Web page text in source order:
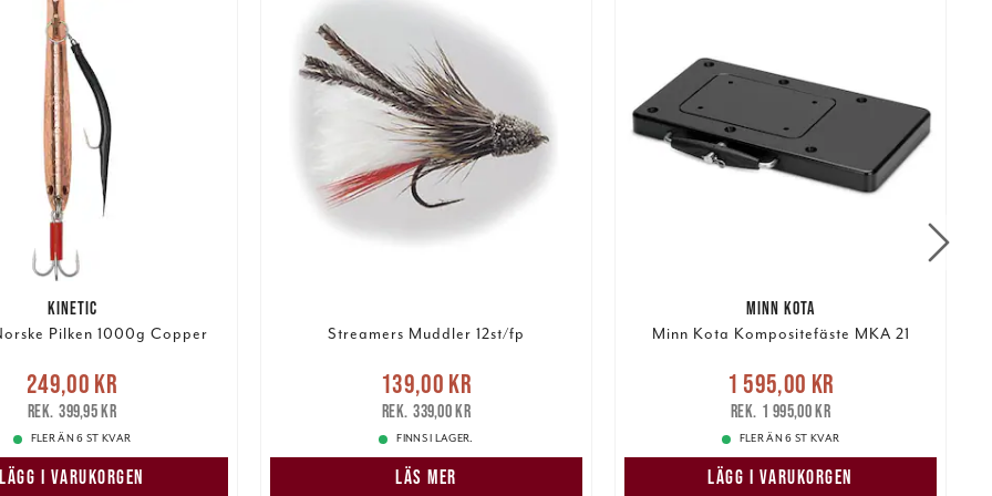
KINETIC
Pilken 1000g Copper
Nuvarande pris
Tidigare pris
249,00 kr
399,95 kr
FLER ÄN 6 ST KVAR
LÄGG I VARUKORGEN
Streamers Muddler 12st/fp
Nuvarande pris
Tidigare pris
139,00 kr
339,00 kr
FINNS I LAGER.
LÄS MER
MINN KOTA
Minn Kota Kompositefäste MKA 21
Nuvarande pris
1 595,00 krTidigare pris
1 995,00 kr
1 595,00 kr
1 995,00 kr
FLER ÄN 6 ST KVAR
LÄGG I VARUKORGEN